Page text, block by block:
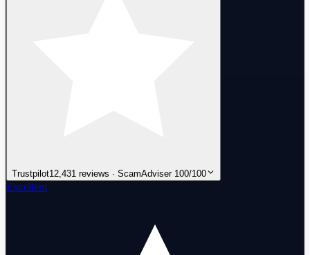
Trustpilot12,431 reviews · ScamAdviser 100/100
Excellent